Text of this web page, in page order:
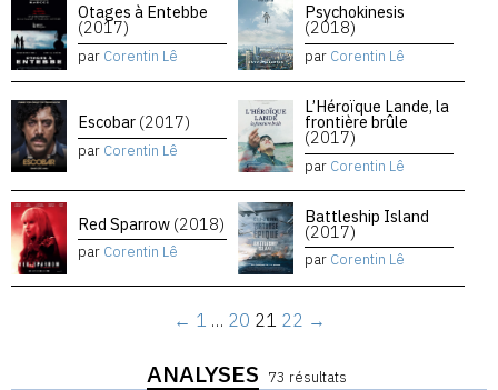
Otages à Entebbe
(2017)
par Corentin Lê
Psychokinesis
(2018)
par Corentin Lê
Escobar (2017)
par Corentin Lê
L’Héroïque Lande, la
frontière brûle
(2017)
par Corentin Lê
Red Sparrow (2018)
par Corentin Lê
Battleship Island
(2017)
par Corentin Lê
← 1 … 20 21 22 →
ANALYSES 73 résultats